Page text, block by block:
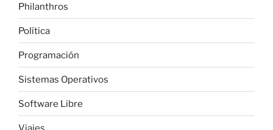
Philanthros
Política
Programación
Sistemas Operativos
Software Libre